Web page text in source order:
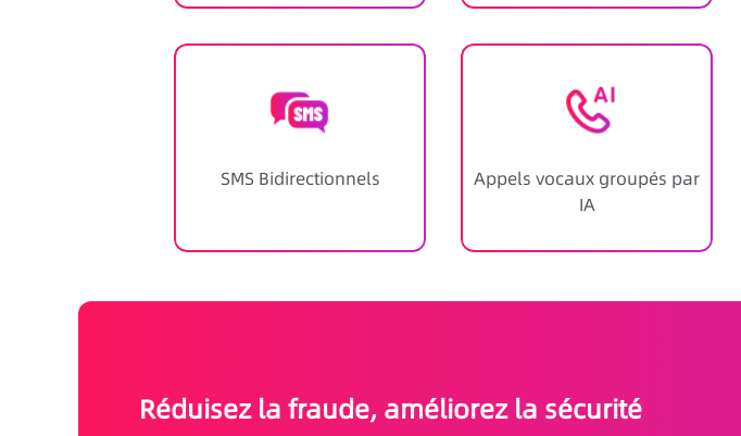
SMS Bidirectionnels
Appels vocaux groupés par
IA
Réduisez la fraude, améliorez la sécurité